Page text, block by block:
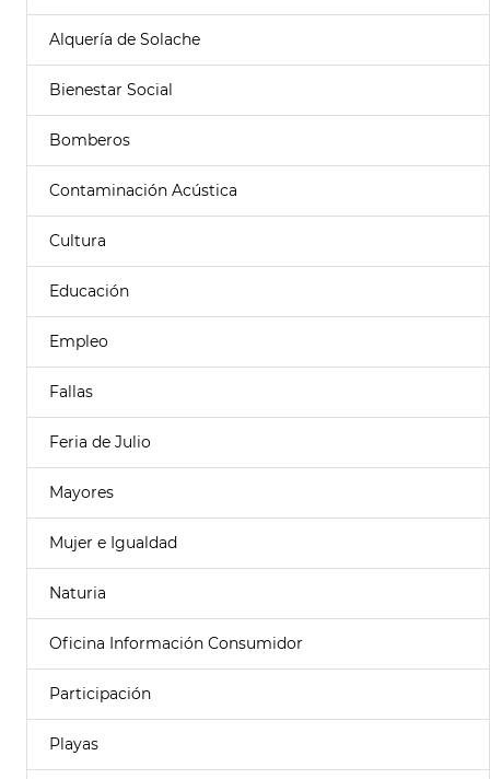
Alquería de Solache
Bienestar Social
Bomberos
Contaminación Acústica
Cultura
Educación
Empleo
Fallas
Feria de Julio
Mayores
Mujer e Igualdad
Naturia
Oficina Información Consumidor
Participación
Playas